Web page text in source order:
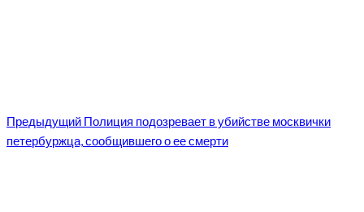
Предыдущий Полиция подозревает в убийстве москвички
петербуржца, сообщившего о ее смерти